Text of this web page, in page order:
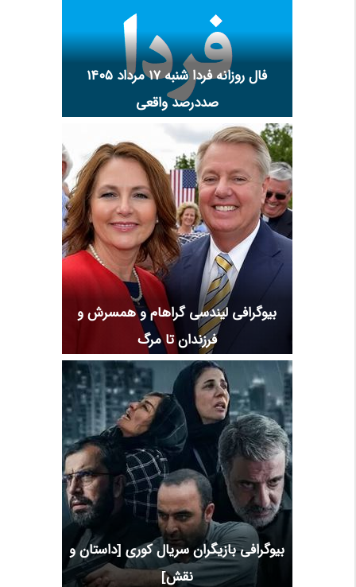
فال روزانه فردا شنبه ۱۷ مرداد ۱۴۰۵
صددرصد واقعی
بیوگرافی لیندسی گراهام و همسرش و
فرزندان تا مرگ
بیوگرافی بازیگران سریال کوری [داستان و
نقش]